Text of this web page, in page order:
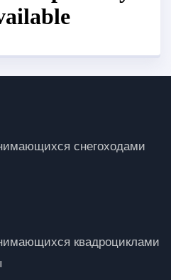
снегоходами
квадроциклами